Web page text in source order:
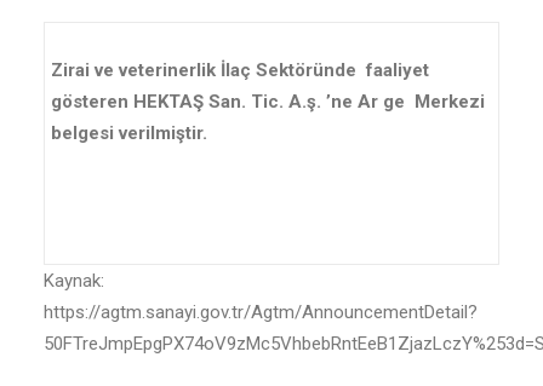
Zirai ve veterinerlik İlaç Sektöründe faaliyet
gösteren HEKTAŞ San. Tic. A.ş. ’ne Ar ge Merkezi
belgesi verilmiştir.
Kaynak:
https://agtm.sanayi.gov.tr/Agtm/AnnouncementDetail?